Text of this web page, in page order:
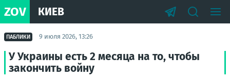
ZOV КИЕВ
ПАБЛИКИ 9 июля 2026, 13:26
У Украины есть 2 месяца на то, чтобы
закончить войну